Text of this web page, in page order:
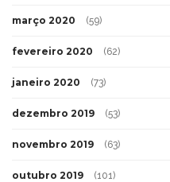
março 2020 (59)
fevereiro 2020 (62)
janeiro 2020 (73)
dezembro 2019 (53)
novembro 2019 (63)
outubro 2019 (101)